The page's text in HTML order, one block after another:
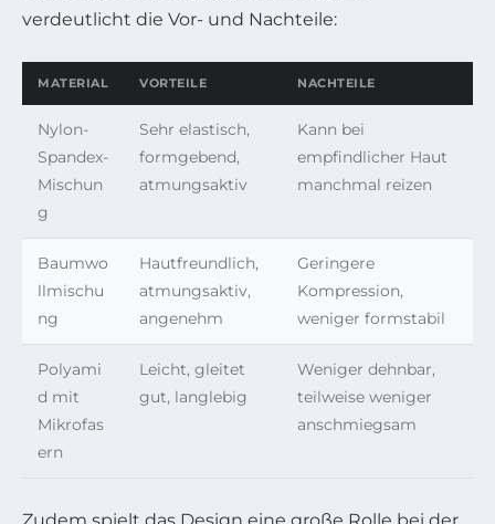
verdeutlicht die Vor- und Nachteile:
MATERIAL VORTEILE NACHTEILE
Nylon-
Spandex-
Mischun
g
Sehr elastisch,
formgebend,
atmungsaktiv
Kann bei
empfindlicher Haut
manchmal reizen
Baumwo
llmischu
ng
Hautfreundlich,
atmungsaktiv,
angenehm
Geringere
Kompression,
weniger formstabil
Polyami
d mit
Mikrofas
ern
Leicht, gleitet
gut, langlebig
Weniger dehnbar,
teilweise weniger
anschmiegsam